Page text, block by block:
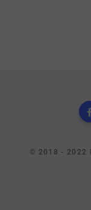
© 2018 - 2022